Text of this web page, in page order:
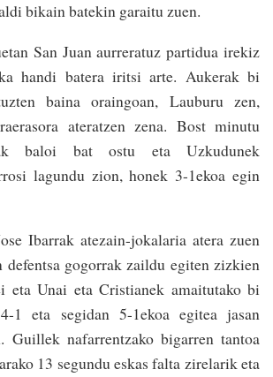
bikain batekin garaitu zuen.
San Juan aurreratuz partidua irekiz
handi batera iritsi arte. Aukerak bi
baina oraingoan, Lauburu zen,
ateratzen zena. Bost minutu
baloi bat ostu eta Uzkudunek
lagundu zion, honek 3-1ekoa egin
Ibarrak atezain-jokalaria atera zuen
defentsa gogorrak zaildu egiten zizkien
eta Unai eta Cristianek amaitutako bi
1 eta segidan 5-1ekoa egitea jasan
Guillek nafarrentzako bigarren tantoa
13 segundu eskas falta zirelarik eta